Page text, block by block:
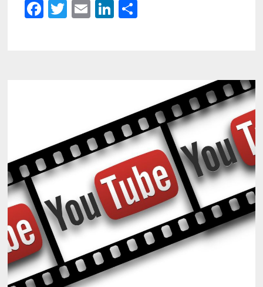
Facebook
Twitter
EmailLinkedIn
Partager